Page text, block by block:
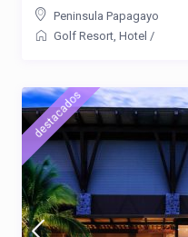
Peninsula Papagayo
Golf Resort, Hotel /
destacados